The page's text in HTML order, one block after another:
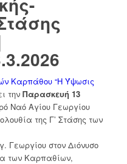
Καρπάθου “Η Ύψωσις
την Παρασκευή 13
Ναό Αγίου Γεωργίου
της Γ’ Στάσης των
Γεωργίου στον Διόνυσο
των Καρπαθίων,